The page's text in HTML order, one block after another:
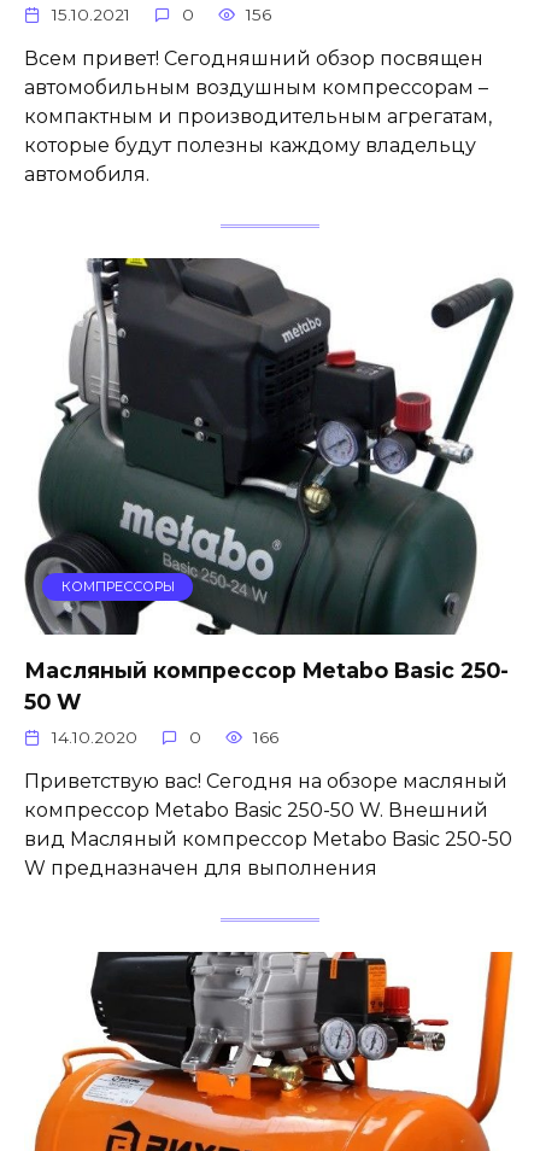
15.10.2021 0 156
Всем привет! Сегодняшний обзор посвящен
автомобильным воздушным компрессорам –
компактным и производительным агрегатам,
которые будут полезны каждому владельцу
автомобиля.
КОМПРЕССОРЫ
Масляный компрессор Metabo Basic 250-
50 W
14.10.2020 0 166
Приветствую вас! Сегодня на обзоре масляный
компрессор Metabo Basic 250-50 W. Внешний
вид Масляный компрессор Metabo Basic 250-50
W предназначен для выполнения